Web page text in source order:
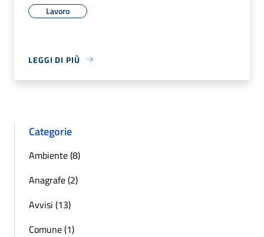
Lavoro
LEGGI DI PIÙ
Categorie
Ambiente (8)
Anagrafe (2)
Avvisi (13)
Comune (1)